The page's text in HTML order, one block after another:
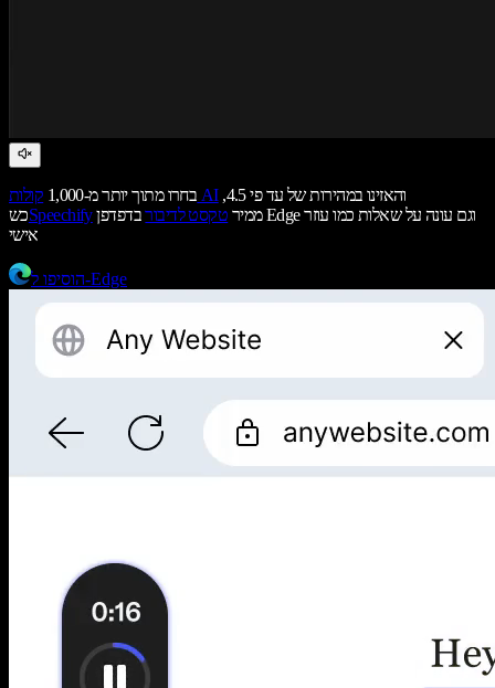
בחרו מתוך יותר מ-1,000 קולות AIוהאזינו במהירות של עד פי 4.5,
כשSpeechify ממיר טקסט לדיבורבדפדפן Edge וגם עונה על שאלות כמו עוזר
אישי
הוסיפו ל-Edge